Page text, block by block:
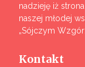
nadzieję iż
naszej młodej
„Sójczym
Kontakt